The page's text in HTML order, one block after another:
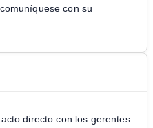
con su
directo con los gerentes